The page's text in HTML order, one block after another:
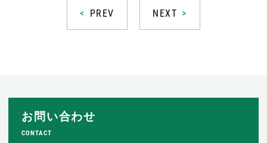
PREV NEXT
お問い合わせ
CONTACT